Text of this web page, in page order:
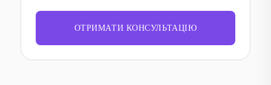
ОТРИМАТИ КОНСУЛЬТАЦІЮ